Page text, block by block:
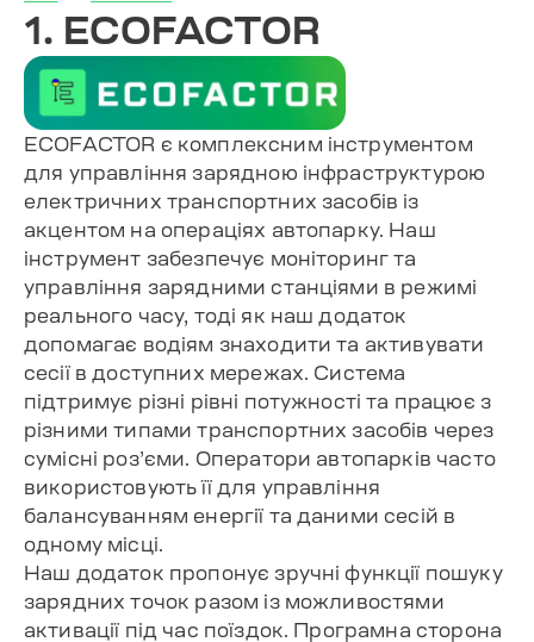
1. ECOFACTOR
ECOFACTOR є комплексним інструментом
для управління зарядною інфраструктурою
електричних транспортних засобів із
акцентом на операціях автопарку. Наш
інструмент забезпечує моніторинг та
управління зарядними станціями в режимі
реального часу, тоді як наш додаток
допомагає водіям знаходити та активувати
сесії в доступних мережах. Система
підтримує різні рівні потужності та працює з
різними типами транспортних засобів через
сумісні роз’єми. Оператори автопарків часто
використовують її для управління
балансуванням енергії та даними сесій в
одному місці.
Наш додаток пропонує зручні функції пошуку
зарядних точок разом із можливостями
активації під час поїздок. Програмна сторона